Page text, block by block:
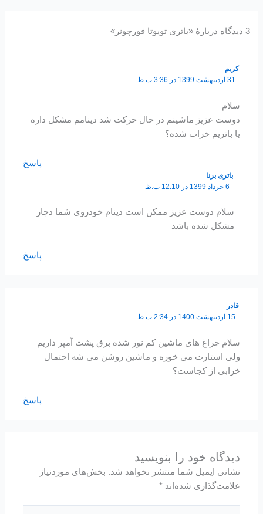
3 دیدگاه دربارهٔ «باتری تویوتا فورچونر»
کریم
31 اردیبهشت 1399 در 3:36 ب.ظ
سلام
دوست عزیز ماشینم در حال حرکت شد دینامم مشکل داره
یا باتریم خراب شده؟
پاسخ
باتری برنا
6 خرداد 1399 در 12:10 ب.ظ
سلام دوست عزیز ممکن است دینام خودروی شما دچار
مشکل شده باشد
پاسخ
قادر
15 اردیبهشت 1400 در 2:34 ب.ظ
سلام چراغ های ماشین کم نور شده برق پشت آمپر داریم
ولی استارت می خوره و ماشین روشن می شه احتمال
خرابی از کجاست؟
پاسخ
دیدگاه‌ خود را بنویسید
نشانی ایمیل شما منتشر نخواهد شد. بخش‌های موردنیاز
علامت‌گذاری شده‌اند*